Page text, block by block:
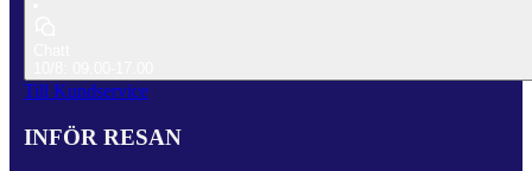
Till Kundservice
INFÖR RESAN